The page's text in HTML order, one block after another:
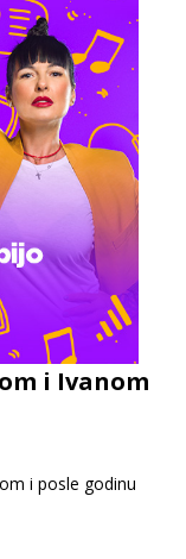
i Ivanom
i posle godinu